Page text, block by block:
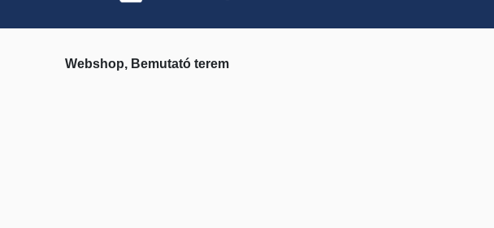
Webshop, Bemutató terem